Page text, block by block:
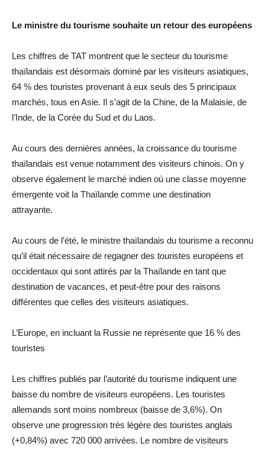
Le ministre du tourisme souhaite un retour des européens
Les chiffres de TAT montrent que le secteur du tourisme
thaïlandais est désormais dominé par les visiteurs asiatiques,
64 % des touristes provenant à eux seuls des 5 principaux
marchés, tous en Asie. Il s’agit de la Chine, de la Malaisie, de
l’Inde, de la Corée du Sud et du Laos.
Au cours des dernières années, la croissance du tourisme
thaïlandais est venue notamment des visiteurs chinois. On y
observe également le marché indien où une classe moyenne
émergente voit la Thaïlande comme une destination
attrayante.
Au cours de l’été, le ministre thaïlandais du tourisme a reconnu
qu’il était nécessaire de regagner des touristes européens et
occidentaux qui sont attirés par la Thaïlande en tant que
destination de vacances, et peut-être pour des raisons
différentes que celles des visiteurs asiatiques.
L’Europe, en incluant la Russie ne représente que 16 % des
touristes
Les chiffres publiés par l’autorité du tourisme indiquent une
baisse du nombre de visiteurs européens. Les touristes
allemands sont moins nombreux (baisse de 3,6%). On
observe une progression très légère des touristes anglais
(+0,84%) avec 720 000 arrivées. Le nombre de visiteurs